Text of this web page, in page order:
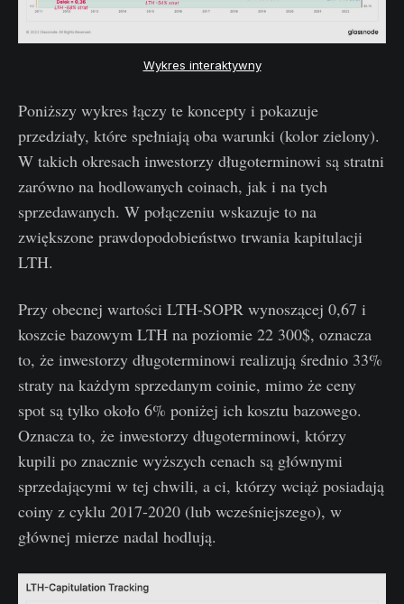
Wykres interaktywny
Poniższy wykres łączy te koncepty i pokazuje
przedziały, które spełniają oba warunki (kolor zielony).
W takich okresach inwestorzy długoterminowi są stratni
zarówno na hodlowanych coinach, jak i na tych
sprzedawanych. W połączeniu wskazuje to na
zwiększone prawdopodobieństwo trwania kapitulacji
LTH.
Przy obecnej wartości LTH-SOPR wynoszącej 0,67 i
koszcie bazowym LTH na poziomie 22 300$, oznacza
to, że inwestorzy długoterminowi realizują średnio 33%
straty na każdym sprzedanym coinie, mimo że ceny
spot są tylko około 6% poniżej ich kosztu bazowego.
Oznacza to, że inwestorzy długoterminowi, którzy
kupili po znacznie wyższych cenach są głównymi
sprzedającymi w tej chwili, a ci, którzy wciąż posiadają
coiny z cyklu 2017-2020 (lub wcześniejszego), w
głównej mierze nadal hodlują.